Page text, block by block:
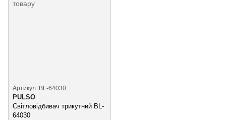
Артикул: BL-64030
PULSO
Світловідбивач трикутний BL-
64030